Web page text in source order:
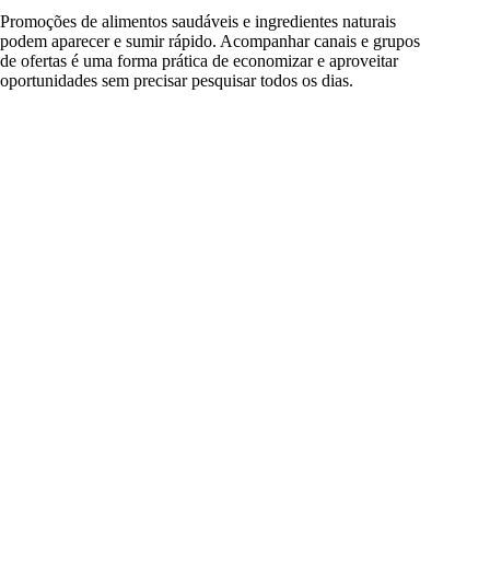
Promoções de alimentos saudáveis e ingredientes naturais
podem aparecer e sumir rápido. Acompanhar canais e grupos
de ofertas é uma forma prática de economizar e aproveitar
oportunidades sem precisar pesquisar todos os dias.